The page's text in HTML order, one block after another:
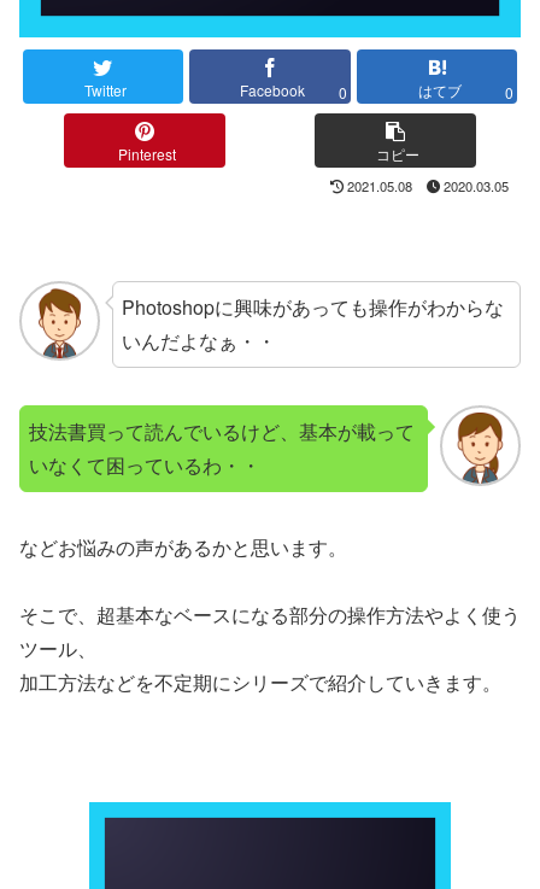
Twitter Facebook 0 はてブ 0
Pinterest コピー
2021.05.08 2020.03.05
Photoshopに興味があっても操作がわからな
いんだよなぁ・・
技法書買って読んでいるけど、基本が載って
いなくて困っているわ・・
などお悩みの声があるかと思います。
そこで、超基本なベースになる部分の操作方法やよく使う
ツール、
加工方法などを不定期にシリーズで紹介していきます。